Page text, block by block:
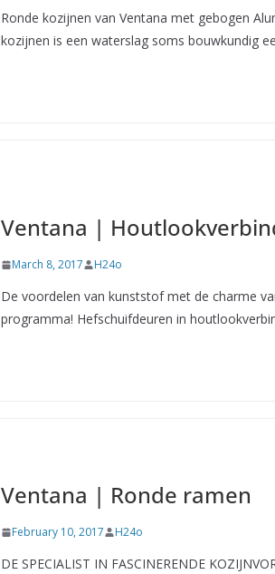
Ronde kozijnen van Ventana met gebogen
kozijnen is een waterslag soms bouwkundig
Ventana |
March 8, 2017 H24o
De voordelen van kunststof met de charme
programma! Hefschuifdeuren in
Ventana | Ronde ramen
February 10, 2017 H24o
DE SPECIALIST IN FASCINERENDE